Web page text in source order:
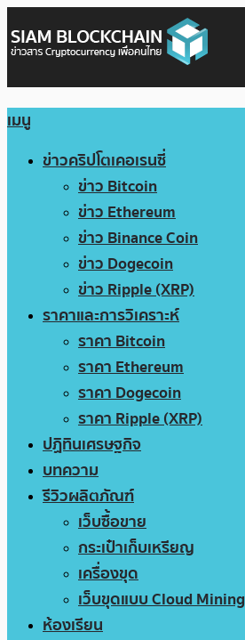
เมนู
ข่าวคริปโตเคอเรนซี่
ข่าว Bitcoin
ข่าว Ethereum
ข่าว Binance Coin
ข่าว Dogecoin
ข่าว Ripple (XRP)
ราคาและการวิเคราะห์
ราคา Bitcoin
ราคา Ethereum
ราคา Dogecoin
ราคา Ripple (XRP)
ปฏิทินเศรษฐกิจ
บทความ
รีวิวผลิตภัณฑ์
เว็บซื้อขาย
กระเป๋าเก็บเหรียญ
เครื่องขุด
เว็บขุดแบบ Cloud Mining
ห้องเรียน